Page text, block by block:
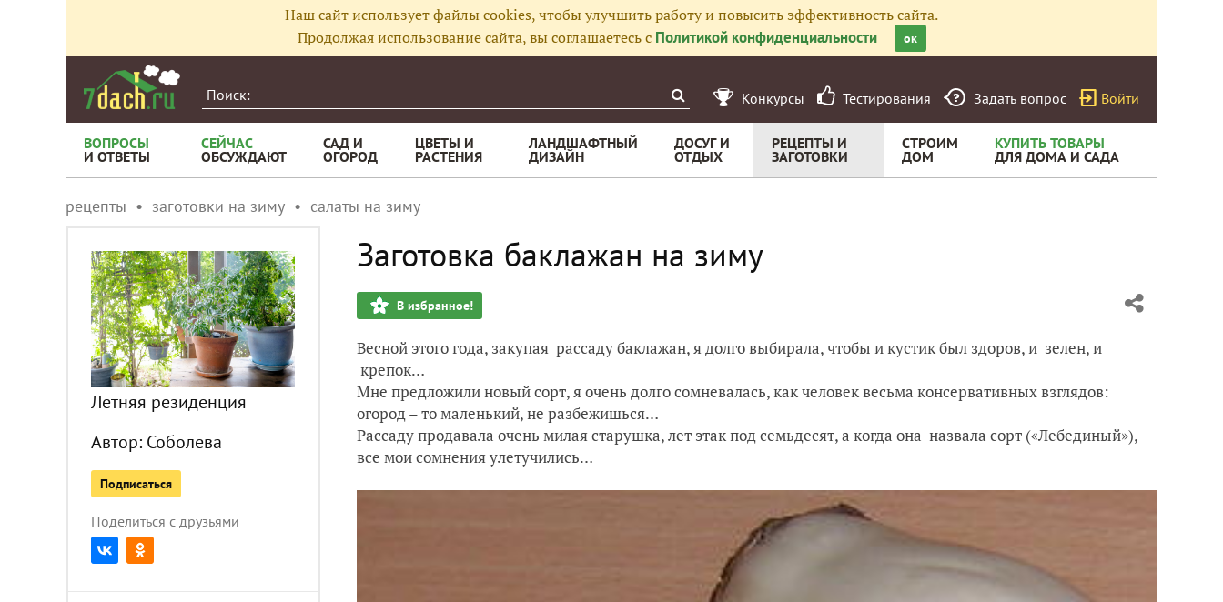
Наш сайт использует файлы cookies, чтобы улучшить работу и повысить эффективность сайта.
Продолжая использование сайта, вы соглашаетесь с Политикой конфиденциальности ок
Конкурсы Тестирования Задать вопрос Войти
ВОПРОСЫ
И ОТВЕТЫ
СЕЙЧАС
ОБСУЖДАЮТ
САД И
ОГОРОД
ЦВЕТЫ И
РАСТЕНИЯ
ЛАНДШАФТНЫЙ
ДИЗАЙН
ДОСУГ И
ОТДЫХ
РЕЦЕПТЫ И
ЗАГОТОВКИ
СТРОИМ
ДОМ
КУПИТЬ ТОВАРЫ
ДЛЯ ДОМА И САДА
рецепты заготовки на зиму салаты на зиму
Летняя резиденция
Автор: Соболева
Подписаться
Поделиться с друзьями
Заготовка баклажан на зиму
В избранное!
Весной этого года, закупая рассаду баклажан, я долго выбирала, чтобы и кустик был здоров, и зелен, и
крепок…
Мне предложили новый сорт, я очень долго сомневалась, как человек весьма консервативных взглядов:
огород – то маленький, не разбежишься…
Рассаду продавала очень милая старушка, лет этак под семьдесят, а когда она назвала сорт («Лебединый»),
все мои сомнения улетучились…